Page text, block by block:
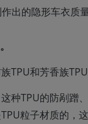
出的隐形车衣质
TPU和芳香族
种TPU的防剐蹭
粒子材质的，